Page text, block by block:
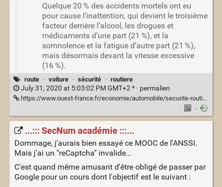
Quelque 20 % des accidents mortels ont eu
pour cause l’inattention, qui devient le troisième
facteur derrière l’alcool, les drogues et
médicaments d’une part (21 %), et la
somnolence et la fatigue d’autre part (21 %),
mais désormais devant la vitesse excessive
(16 %).
route · voiture · sécurité · routiere
July 31, 2020 at 5:03:02 PM GMT+2 * · permalien
https://www.ouest-france.fr/economie/automobile/securite-routiere-hausse-inquietante-des-accidents-mortels-sur-autoroute-dus-a-l-inattention-6917030
·
...::: SecNum académie :::...
Dommage, j'aurais bien essayé ce MOOC de l'ANSSI.
Mais j'ai un "reCaptcha" invalide…
C'est quand même amusant d'être obligé de passer par
Google pour un cours dont l'objectif est le suivant :